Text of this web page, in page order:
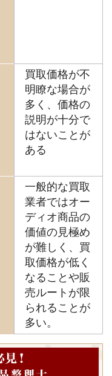
買取価格が不
明瞭な場合が
多く、価格の
説明が十分で
はないことが
ある
一般的な買取
業者ではオー
ディオ商品の
価値の見極め
が難しく、買
取価格が低く
なることや販
売ルートが限
られることが
多い。